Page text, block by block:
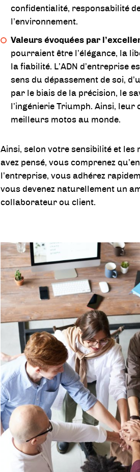
confidentialité, responsabilité
l’environnement.
Valeurs évoquées par
pourraient être l’élégance, la
la fiabilité. L’ADN d’entreprise
sens du dépassement de soi,
par le biais de la précision, le
l’ingénierie Triumph. Ainsi,
meilleurs motos au monde.
Ainsi, selon votre sensibilité et
avez pensé, vous comprenez
l’entreprise, vous adhérez
vous devenez naturellement un
collaborateur ou client.